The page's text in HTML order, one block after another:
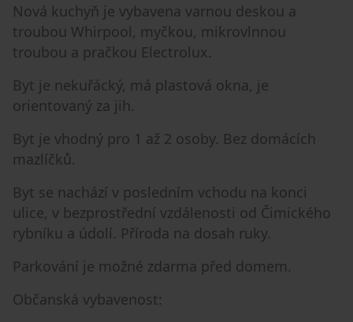
Nová kuchyň je vybavena varnou deskou a
troubou Whirpool, myčkou, mikrovlnnou
troubou a pračkou Electrolux.
Byt je nekuřácký, má plastová okna, je
orientovaný za jih.
Byt je vhodný pro 1 až 2 osoby. Bez domácích
mazlíčků.
Byt se nachází v posledním vchodu na konci
ulice, v bezprostřední vzdálenosti od Čimického
rybníku a údolí. Příroda na dosah ruky.
Parkování je možné zdarma před domem.
Občanská vybavenost: